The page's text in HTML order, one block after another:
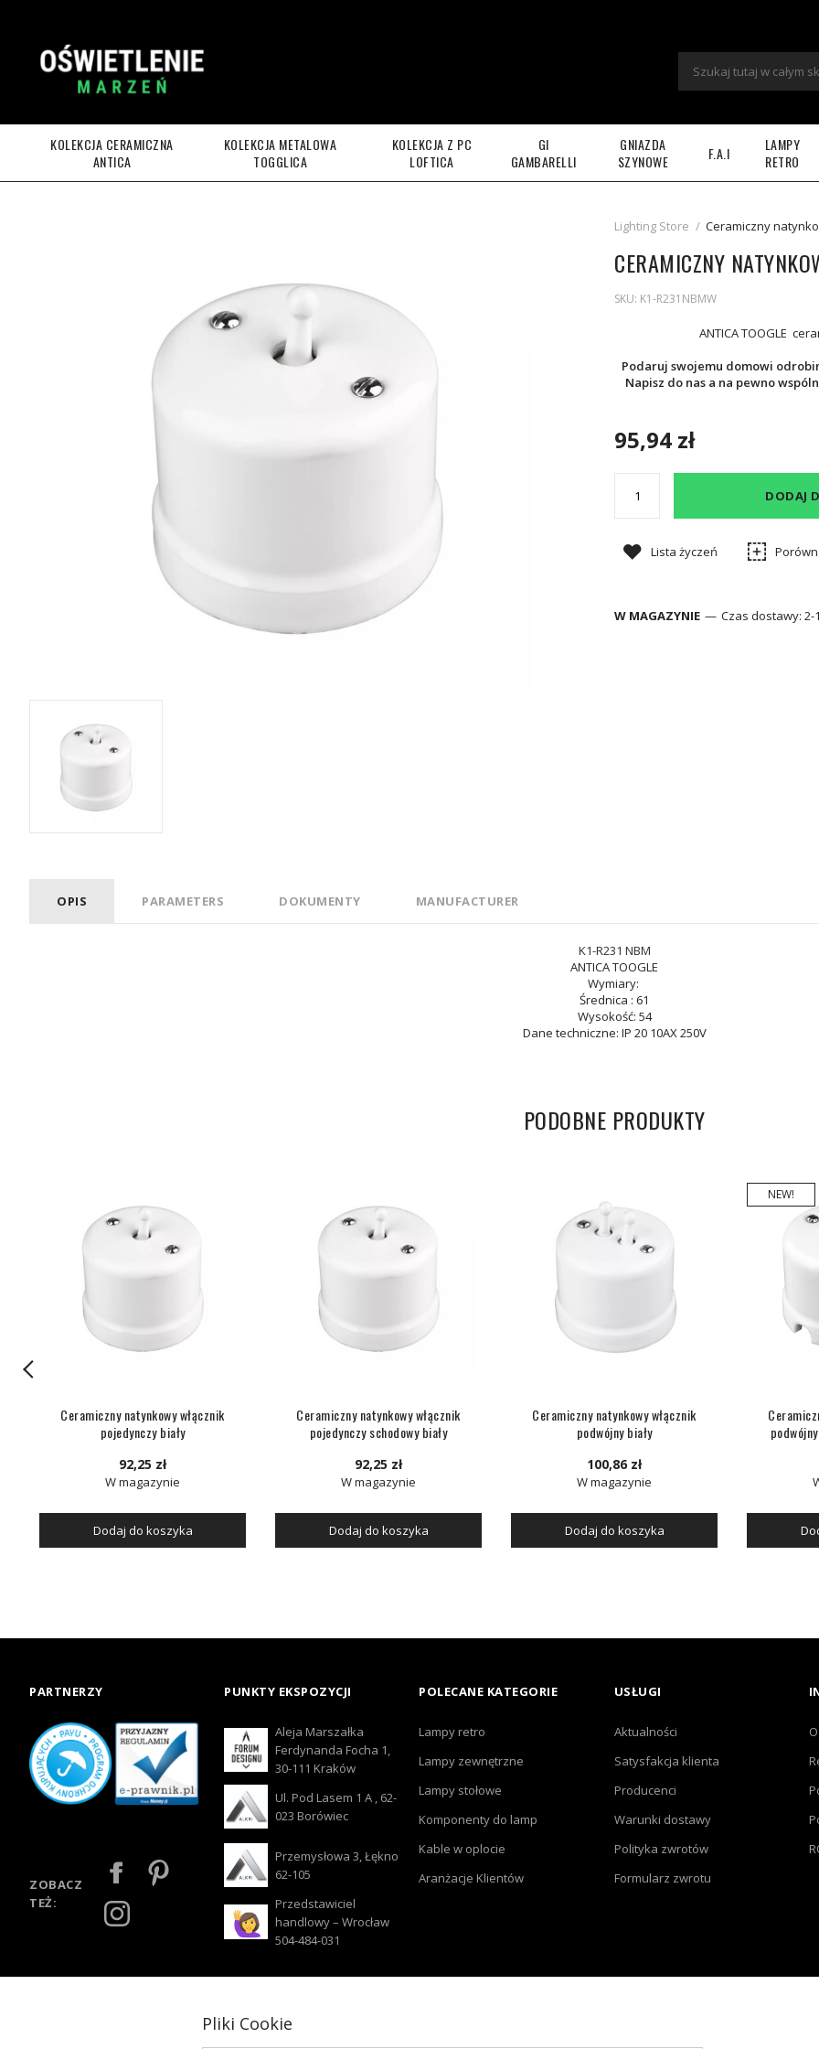
KOLEKCJA CERAMICZNA
ANTICA
KOLEKCJA METALOWA
TOGGLICA
KOLEKCJA Z PC
LOFTICA
GI
GAMBARELLI
GNIAZDA
SZYNOWE
F.A.I
LAMPY
RETRO
Lighting Store / Ceramiczny
CERAMICZNY
SKU: K1-R231NBMW
ANTICA TOOGLE
Podaruj swojemu domowi
Napisz do nas a na pewno
95,94 zł
DODAJ
Lista życzeń
W MAGAZYNIE Czas dostawy: 2-
OPIS PARAMETERS DOKUMENTY MANUFACTURER
K1-R231 NBM
ANTICA TOOGLE
Wymiary:
Średnica : 61
Wysokość: 54
Dane techniczne: IP 20 10AX 250V
PODOBNE PRODUKTY
Ceramiczny natynkowy włącznik
pojedynczy biały
92,25 zł
W magazynie
Dodaj do koszyka
Ceramiczny natynkowy włącznik
pojedynczy schodowy biały
92,25 zł
W magazynie
Dodaj do koszyka
Ceramiczny natynkowy włącznik
podwójny biały
100,86 zł
W magazynie
Dodaj do koszyka
NEW!
PARTNERZY
ZOBACZ
TEŻ:
PUNKTY EKSPOZYCJI
Aleja Marszałka
Ferdynanda Focha 1,
30-111 Kraków
Ul. Pod Lasem 1 A , 62-
023 Borówiec
Przemysłowa 3, Łękno
62-105
Przedstawiciel
handlowy – Wrocław
504-484-031
POLECANE KATEGORIE
Lampy retro
Lampy zewnętrzne
Lampy stołowe
Komponenty do lamp
Kable w oplocie
Aranżacje Klientów
USŁUGI
Aktualności
Satysfakcja klienta
Producenci
Warunki dostawy
Polityka zwrotów
Formularz zwrotu
Pliki Cookie